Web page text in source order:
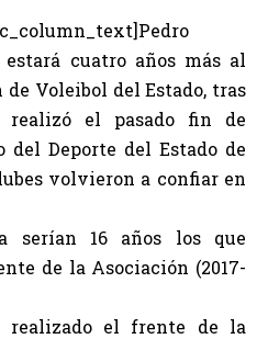
cuatro años más al
Voleibol del Estado, tras
realizó el pasado fin de
Deporte del Estado de
volvieron a confiar en
serían 16 años los que
de la Asociación (2017-
realizado el frente de la